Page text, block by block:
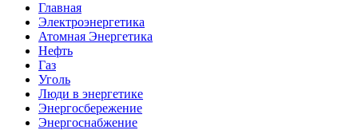
Главная
Электроэнергетика
Атомная Энергетика
Нефть
Газ
Уголь
Люди в энергетике
Энергосбережение
Энергоснабжение